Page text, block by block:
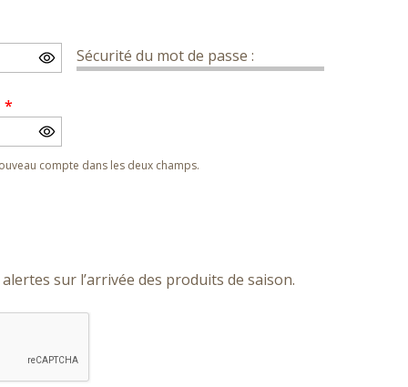
Sécurité du mot de passe :
*
compte dans les deux champs.
sur l’arrivée des produits de saison.